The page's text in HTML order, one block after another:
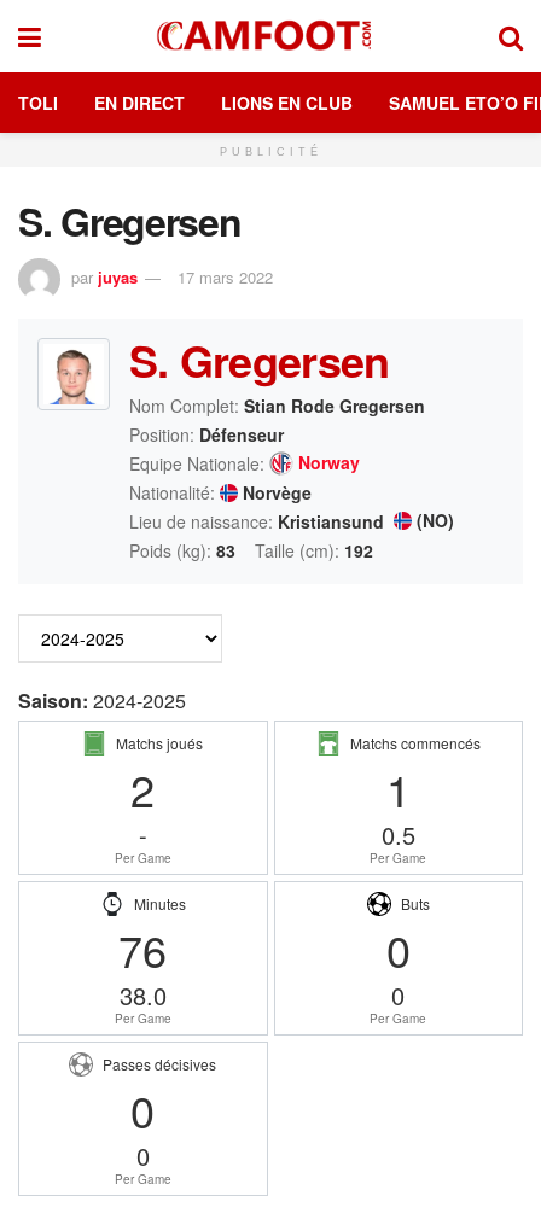
TOLI EN DIRECT LIONS EN CLUB SAMUEL ETO’O
PUBLICITÉ
S. Gregersen
par juyas 17 mars 2022
S. Gregersen
Nom Complet: Stian Rode Gregersen
Position: Défenseur
Equipe Nationale:
Norway
Nationalité:
Norvège
Lieu de naissance: Kristiansund
(NO)
Poids (kg): 83 Taille (cm): 192
Saison: 2024-2025
Matchs joués
2
-
Per Game
Matchs commencés
1
0.5
Per Game
Minutes
76
38.0
Per Game
Buts
0
0
Per Game
Passes décisives
0
0
Per Game